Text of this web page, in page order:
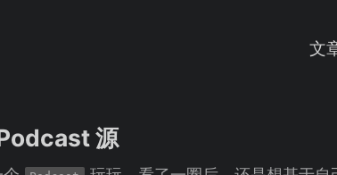
文
源